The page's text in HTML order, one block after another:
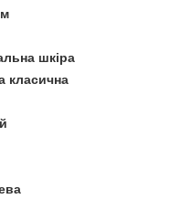
шкіра
класична